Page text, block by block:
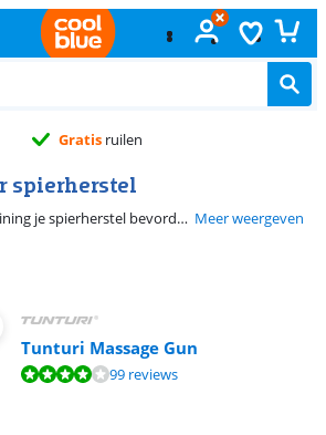
Gratis ruilen
spierherstel
Wil je na een zware training je spierherstel bevorderen zodat je niet dagenlang met stijve spieren rondloopt? Zorg dan dat je voldoende rust krijg, genoeg eiwitten eet en de doorbloeding in je spieren stimuleert. Met dat laatste kunnen wij een handje helpen. Producten als ijskompressen en massage apparaten zorgen voor sneller spierherstel door je bloed te voorzien van meer zuurstof. Ook foamrollen, warmtetherapie en elektrostimulatie zorgen voor een beter spierherstel. Deze helpen namelijk om gespannen en verstijfde spieren te ontspannen. Meer weergeven
Tunturi Massage Gun
10, gebaseerd op 99 reviews.
99 reviews